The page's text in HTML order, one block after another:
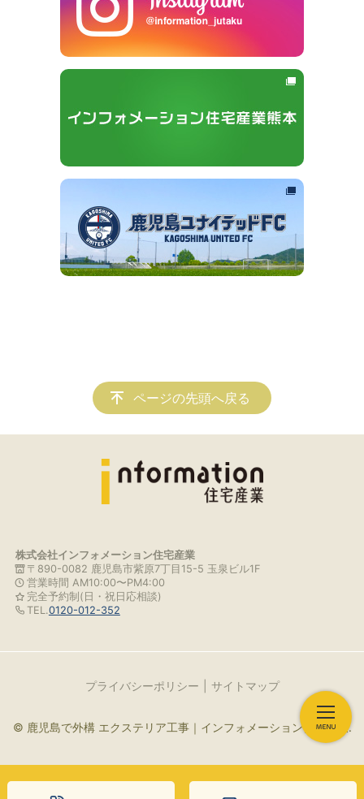
ページの先頭へ戻る
株式会社インフォメーション住宅産業
〒890-0082 鹿児島市紫原7丁目15-5 玉泉ビル1F
営業時間 AM10:00〜PM4:00
完全予約制(日・祝日応相談)
TEL.0120-012-352
プライバシーポリシー サイトマップ
© 鹿児島で外構 エクステリア工事｜インフォメーション住宅産業.